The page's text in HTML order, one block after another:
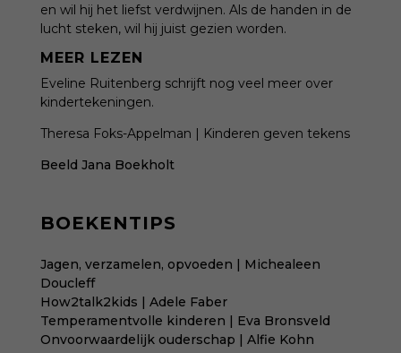
en wil hij het liefst verdwijnen. Als de handen in de
lucht steken, wil hij juist gezien worden.
MEER LEZEN
Eveline Ruitenberg schrijft nog veel meer over
kindertekeningen.
Theresa Foks-Appelman | Kinderen geven tekens
Beeld Jana Boekholt
BOEKENTIPS
Jagen, verzamelen, opvoeden | Michealeen
Doucleff
How2talk2kids | Adele Faber
Temperamentvolle kinderen | Eva Bronsveld
Onvoorwaardelijk ouderschap | Alfie Kohn